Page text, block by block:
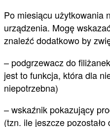
Po miesiącu użytkowania
urządzenia. Mogę
znaleźć dodatkowo by
– podgrzewacz do
jest to funkcja, która dla
niepotrzebna)
– wskaźnik pokazujący
(tzn. ile jeszcze